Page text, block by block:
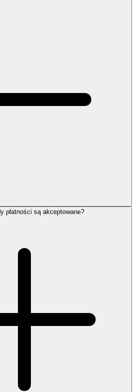
płatności są akceptowane?